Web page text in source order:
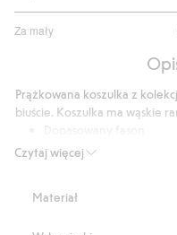
Za mały
na
6
głosów
Czytaj więcej
Prążkowana koszulka z
biuście. Koszulka ma wąskie
Koronkowy detal
Ten produkt zawiera
Materiał